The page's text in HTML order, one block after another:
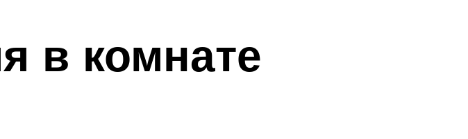
в комнате